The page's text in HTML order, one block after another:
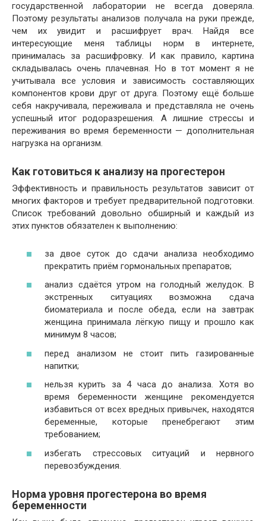
государственной лаборатории не всегда доверяла.
Поэтому результаты анализов получала на руки прежде,
чем их увидит и расшифрует врач. Найдя все
интересующие меня таблицы норм в интернете,
принималась за расшифровку. И как правило, картина
складывалась очень плачевная. Но в тот момент я не
учитывала все условия и зависимость составляющих
компонентов крови друг от друга. Поэтому ещё больше
себя накручивала, переживала и представляла не очень
успешный итог родоразрешения. А лишние стрессы и
переживания во время беременности — дополнительная
нагрузка на организм.
Как готовиться к анализу на прогестерон
Эффективность и правильность результатов зависит от
многих факторов и требует предварительной подготовки.
Список требований довольно обширный и каждый из
этих пунктов обязателен к выполнению:
за двое суток до сдачи анализа необходимо
прекратить приём гормональных препаратов;
анализ сдаётся утром на голодный желудок. В
экстренных ситуациях возможна сдача
биоматериала и после обеда, если на завтрак
женщина принимала лёгкую пищу и прошло как
минимум 8 часов;
перед анализом не стоит пить газированные
напитки;
нельзя курить за 4 часа до анализа. Хотя во
время беременности женщине рекомендуется
избавиться от всех вредных привычек, находятся
беременные, которые пренебрегают этим
требованием;
избегать стрессовых ситуаций и нервного
перевозбуждения.
Норма уровня прогестерона во время
беременности